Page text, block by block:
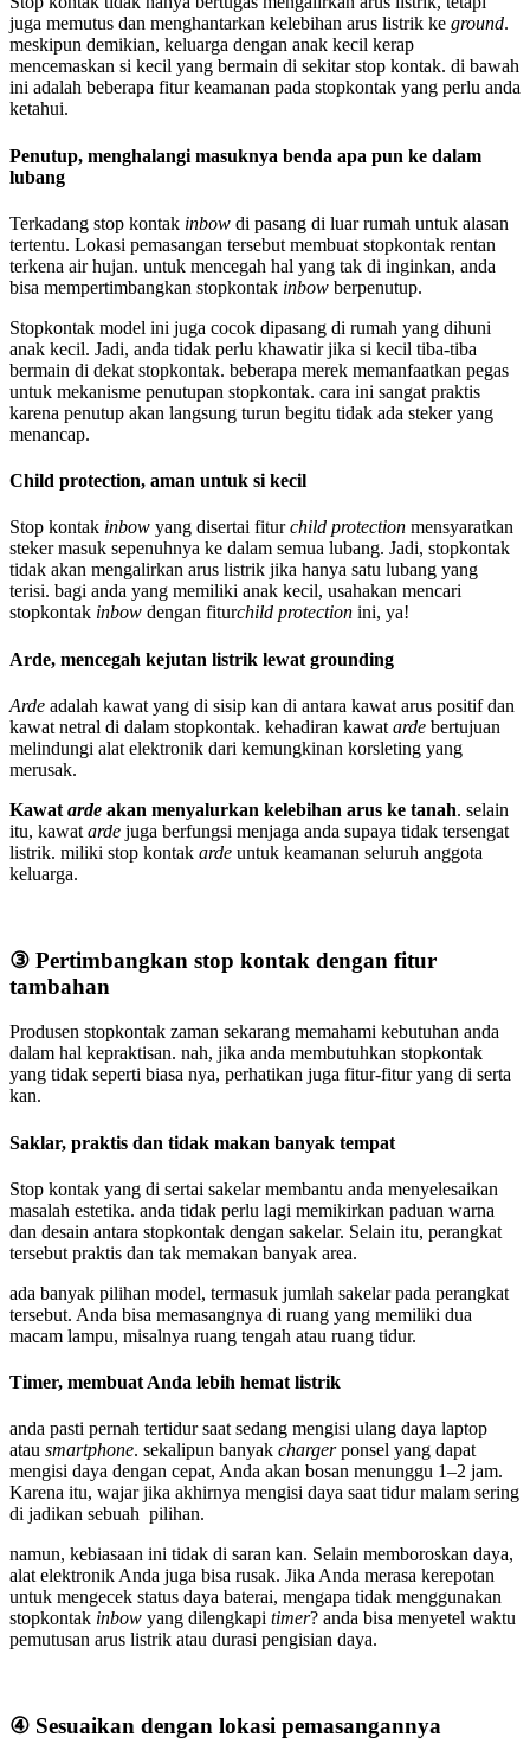
juga memutus dan menghantarkan kelebihan arus listrik ke ground.
meskipun demikian, keluarga dengan anak kecil kerap
mencemaskan si kecil yang bermain di sekitar stop kontak. di bawah
ini adalah beberapa fitur keamanan pada stopkontak yang perlu anda
ketahui.
Penutup, menghalangi masuknya benda apa pun ke dalam
lubang
Terkadang stop kontak inbow di pasang di luar rumah untuk alasan
tertentu. Lokasi pemasangan tersebut membuat stopkontak rentan
terkena air hujan. untuk mencegah hal yang tak di inginkan, anda
bisa mempertimbangkan stopkontak inbow berpenutup.
Stopkontak model ini juga cocok dipasang di rumah yang dihuni
anak kecil. Jadi, anda tidak perlu khawatir jika si kecil tiba-tiba
bermain di dekat stopkontak. beberapa merek memanfaatkan pegas
untuk mekanisme penutupan stopkontak. cara ini sangat praktis
karena penutup akan langsung turun begitu tidak ada steker yang
menancap.
Child protection, aman untuk si kecil
Stop kontak inbow yang disertai fiturchild protection mensyaratkan
steker masuk sepenuhnya ke dalam semua lubang. Jadi, stopkontak
tidak akan mengalirkan arus listrik jika hanya satu lubang yang
terisi. bagi anda yang memiliki anak kecil, usahakan mencari
stopkontak inbow dengan fiturchild protection ini, ya!
Arde, mencegah kejutan listrik lewat grounding
Arde adalah kawat yang di sisip kan di antara kawat arus positif dan
kawat netral di dalam stopkontak. kehadiran kawat arde bertujuan
melindungi alat elektronik dari kemungkinan korsleting yang
merusak.
Kawat arde akan menyalurkan kelebihan arus ke tanah. selain
itu, kawat arde juga berfungsi menjaga anda supaya tidak tersengat
listrik. miliki stop kontak arde untuk keamanan seluruh anggota
keluarga.
③ Pertimbangkan stop kontak dengan fitur
tambahan
Produsen stopkontak zaman sekarang memahami kebutuhan anda
dalam hal kepraktisan. nah, jika anda membutuhkan stopkontak
yang tidak seperti biasa nya, perhatikan juga fitur-fitur yang di serta
kan.
Saklar, praktis dan tidak makan banyak tempat
Stop kontak yang di sertai sakelar membantu anda menyelesaikan
masalah estetika. anda tidak perlu lagi memikirkan paduan warna
dan desain antara stopkontak dengan sakelar. Selain itu, perangkat
tersebut praktis dan tak memakan banyak area.
ada banyak pilihan model, termasuk jumlah sakelar pada perangkat
tersebut. Anda bisa memasangnya di ruang yang memiliki dua
macam lampu, misalnya ruang tengah atau ruang tidur.
Timer, membuat Anda lebih hemat listrik
anda pasti pernah tertidur saat sedang mengisi ulang daya laptop
atau smartphone. sekalipun banyak chargerponsel yang dapat
mengisi daya dengan cepat, Anda akan bosan menunggu 1–2 jam.
Karena itu, wajar jika akhirnya mengisi daya saat tidur malam sering
di jadikan sebuah pilihan.
namun, kebiasaan ini tidak di saran kan. Selain memboroskan daya,
alat elektronik Anda juga bisa rusak. Jika Anda merasa kerepotan
untuk mengecek status daya baterai, mengapa tidak menggunakan
stopkontak inbow yang dilengkapi timer? anda bisa menyetel waktu
pemutusan arus listrik atau durasi pengisian daya.
④ Sesuaikan dengan lokasi pemasangannya